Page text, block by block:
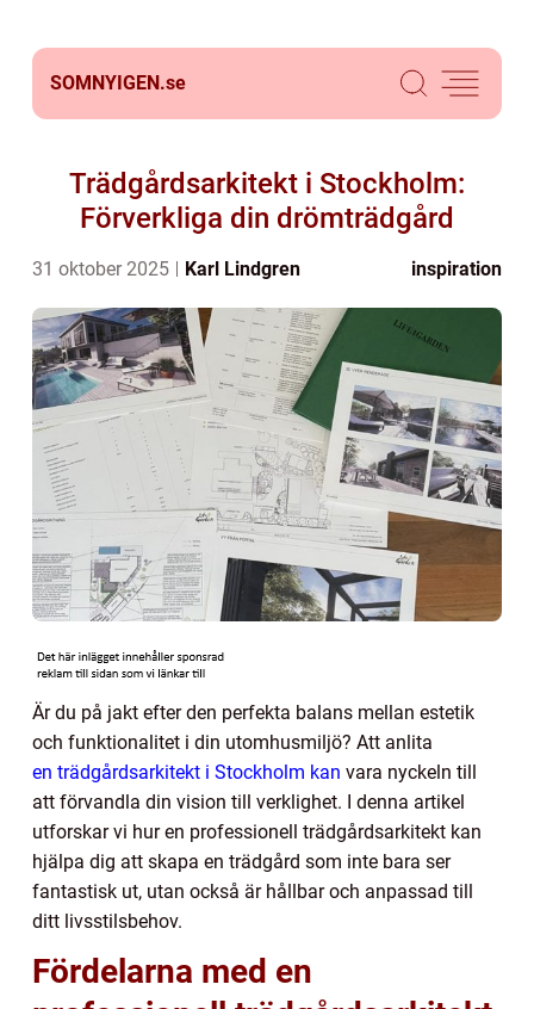
SOMNYIGEN.se
Trädgårdsarkitekt i Stockholm:
Förverkliga din drömträdgård
31 oktober 2025 Karl Lindgren inspiration
Är du på jakt efter den perfekta balans mellan estetik
och funktionalitet i din utomhusmiljö? Att anlita
en trädgårdsarkitekt i Stockholm kan vara nyckeln till
att förvandla din vision till verklighet. I denna artikel
utforskar vi hur en professionell trädgårdsarkitekt kan
hjälpa dig att skapa en trädgård som inte bara ser
fantastisk ut, utan också är hållbar och anpassad till
ditt livsstilsbehov.
Fördelarna med en